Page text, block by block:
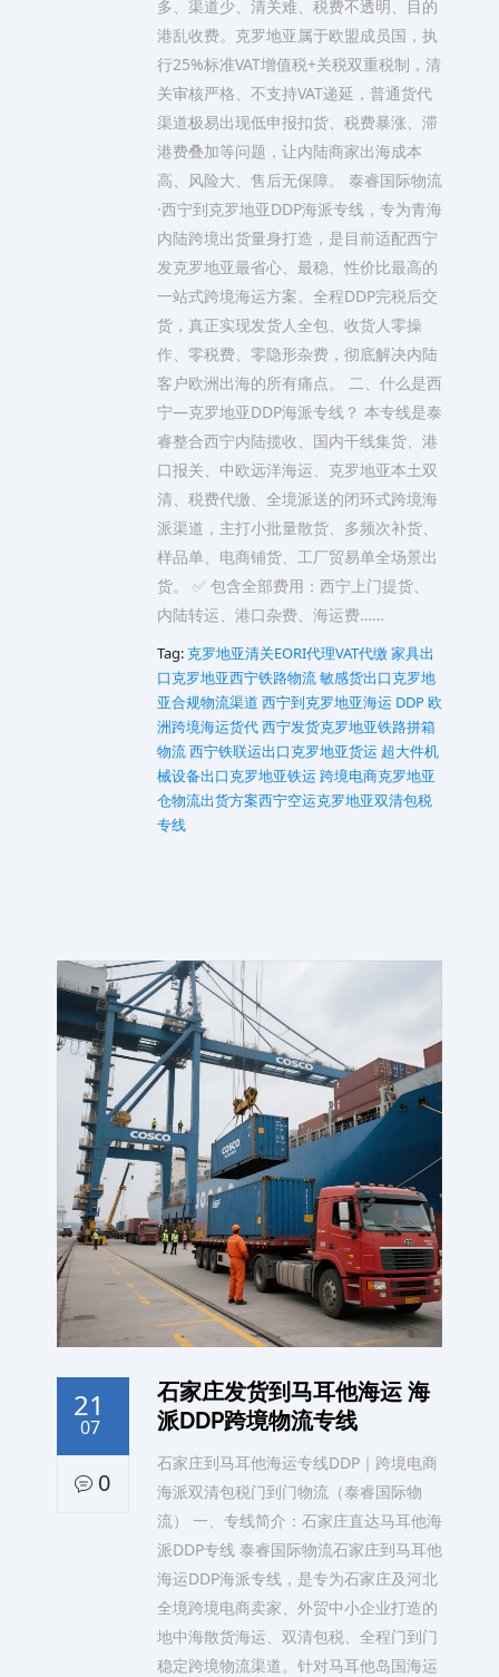
多、渠道少、清关难、税费不透明、目的
港乱收费。克罗地亚属于欧盟成员国，执
行25%标准VAT增值税+关税双重税制，清
关审核严格、不支持VAT递延，普通货代
渠道极易出现低申报扣货、税费暴涨、滞
港费叠加等问题，让内陆商家出海成本
高、风险大、售后无保障。 泰睿国际物流
·西宁到克罗地亚DDP海派专线，专为青海
内陆跨境出货量身打造，是目前适配西宁
发克罗地亚最省心、最稳、性价比最高的
一站式跨境海运方案。全程DDP完税后交
货，真正实现发货人全包、收货人零操
作、零税费、零隐形杂费，彻底解决内陆
客户欧洲出海的所有痛点。 二、什么是西
宁—克罗地亚DDP海派专线？ 本专线是泰
睿整合西宁内陆揽收、国内干线集货、港
口报关、中欧远洋海运、克罗地亚本土双
清、税费代缴、全境派送的闭环式跨境海
派渠道，主打小批量散货、多频次补货、
样品单、电商铺货、工厂贸易单全场景出
货。 ✅ 包含全部费用：西宁上门提货、
内陆转运、港口杂费、海运费……
Tag:克罗地亚清关EORI代理VAT代缴家具出
口克罗地亚西宁铁路物流敏感货出口克罗地
亚合规物流渠道 西宁到克罗地亚海运 DDP 欧
洲跨境海运货代西宁发货克罗地亚铁路拼箱
物流西宁铁联运出口克罗地亚货运 超大件机
械设备出口克罗地亚铁运跨境电商克罗地亚
仓物流出货方案西宁空运克罗地亚双清包税
专线
21
07
0
石家庄发货到马耳他海运 海
派DDP跨境物流专线
石家庄到马耳他海运专线DDP｜跨境电商
海派双清包税门到门物流（泰睿国际物
流） 一、专线简介：石家庄直达马耳他海
派DDP专线 泰睿国际物流石家庄到马耳他
海运DDP海派专线，是专为石家庄及河北
全境跨境电商卖家、外贸中小企业打造的
地中海散货海运、双清包税、全程门到门
稳定跨境物流渠道。针对马耳他岛国海运